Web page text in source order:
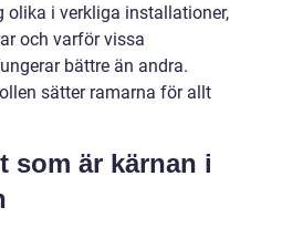
olika i verkliga installationer,
och varför vissa
bättre än andra.
sätter ramarna för allt
som är kärnan i